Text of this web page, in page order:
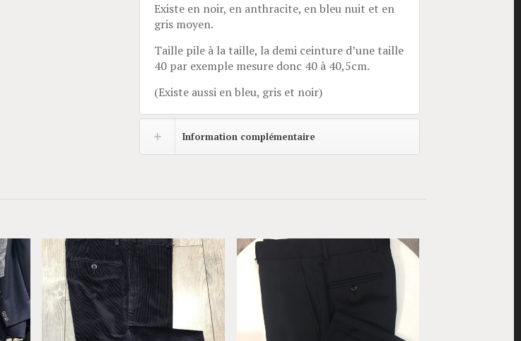
Existe en noir, en anthracite, en bleu nuit et en
gris moyen.
Taille pile à la taille, la demi ceinture d’une taille
40 par exemple mesure donc 40 à 40,5cm.
(Existe aussi en bleu, gris et noir)
Information complémentaire